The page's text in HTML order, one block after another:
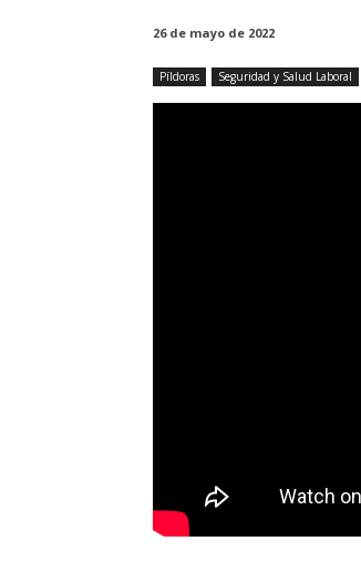
26 de mayo de 2022
Píldoras Seguridad y Salud Laboral